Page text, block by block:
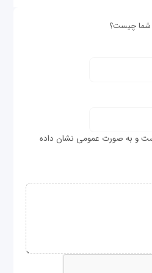
شما چیست؟
و به صورت عمومی نشان داده